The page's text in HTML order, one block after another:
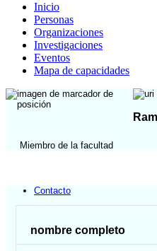
Inicio
Personas
Organizaciones
Investigaciones
Eventos
Mapa de capacidades
Miembro de la facultad
Contacto
nombre completo